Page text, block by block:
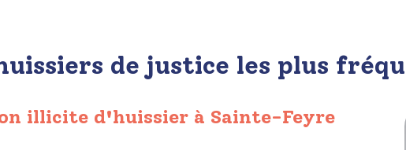
de justice les plus
illicite d'huissier à Sainte-Feyre